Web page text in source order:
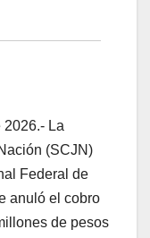
2026.- La
(SCJN)
Federal de
anuló el cobro
de pesos